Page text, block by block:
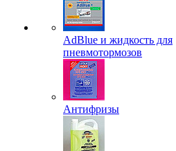
AdBlue и жидкость для
пневмотормозов
Антифризы